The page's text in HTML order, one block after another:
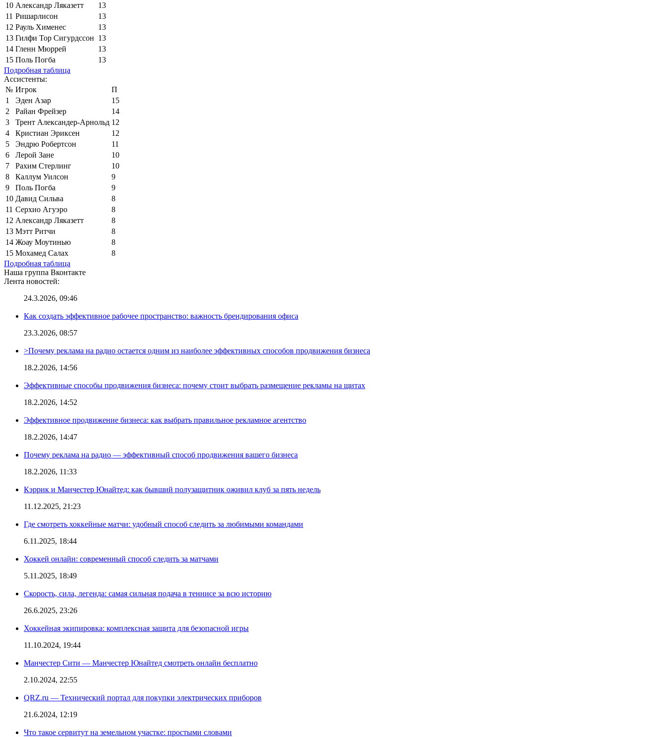
10 Александр Ляказетт
13
11 Ришарлисон
13
12 Рауль Хименес
13
13 Гилфи Тор Сигурдссон 13
14 Гленн Мюррей
13
15 Поль Погба
13
Подробная таблица
Ассистенты:
№ Игрок
П
1
Эден Азар
15
2
Райан Фрейзер
14
3
Трент Александер-Арнольд 12
4
Кристиан Эриксен
12
5
Эндрю Робертсон
11
6
Лерой Зане
10
7
Рахим Стерлинг
10
8
Каллум Уилсон
9
9
Поль Погба
9
10 Давид Сильва
8
11 Серхио Агуэро
8
12 Александр Ляказетт
8
13 Мэтт Ритчи
8
14 Жоау Моутинью
8
15 Мохамед Салах
8
Подробная таблица
Наша группа Вконтакте
Лента новостей:
24.3.2026, 09:46
Как создать эффективное рабочее пространство: важность брендирования офиса
23.3.2026, 08:57
>Почему реклама на радио остается одним из наиболее эффективных способов продвижения бизнеса
18.2.2026, 14:56
Эффективные способы продвижения бизнеса: почему стоит выбрать размещение рекламы на щитах
18.2.2026, 14:52
Эффективное продвижение бизнеса: как выбрать правильное рекламное агентство
18.2.2026, 14:47
Почему реклама на радио — эффективный способ продвижения вашего бизнеса
18.2.2026, 11:33
Кэррик и Манчестер Юнайтед: как бывший полузащитник оживил клуб за пять недель
11.12.2025, 21:23
Где смотреть хоккейные матчи: удобный способ следить за любимыми командами
6.11.2025, 18:44
Хоккей онлайн: современный способ следить за матчами
5.11.2025, 18:49
Скорость, сила, легенда: самая сильная подача в теннисе за всю историю
26.6.2025, 23:26
Хоккейная экипировка: комплексная защита для безопасной игры
11.10.2024, 19:44
Манчестер Сити — Манчестер Юнайтед смотреть онлайн бесплатно
2.10.2024, 22:55
QRZ.ru — Технический портал для покупки электрических приборов
21.6.2024, 12:19
Что такое сервитут на земельном участке: простыми словами